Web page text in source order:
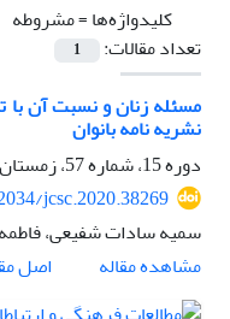
کلیدواژه‌ها =مشروطه
تعداد مقالات:
1
مسئله زنان و نسبت آن با
نشریه نامه بانوان
دوره 15، شماره 57، زمستان 1398، صفحه
jcsc.2020.38269
سمیه سادات شفیعی،
مشاهده مقاله
اصل